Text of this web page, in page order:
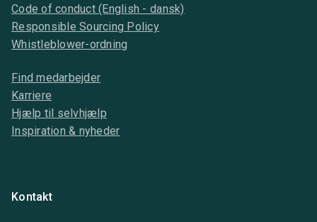
Code of conduct (English - dansk)
Responsible Sourcing Policy
Whistleblower-ordning
Find medarbejder
Karriere
Hjælp til selvhjælp
Inspiration & nyheder
Kontakt